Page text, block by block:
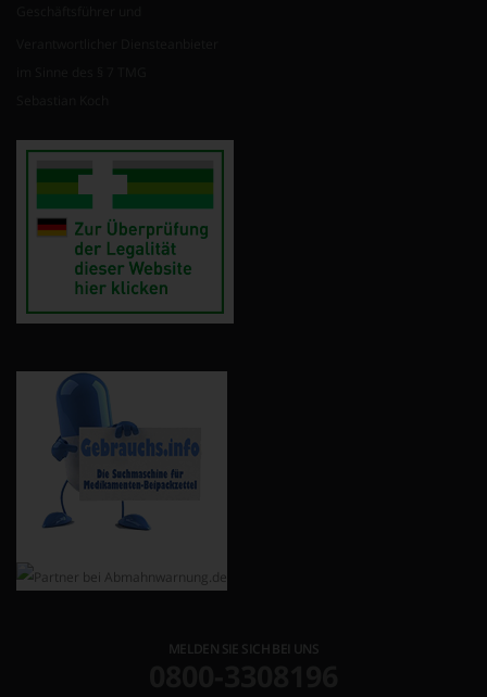
MELDEN SIE SICH BEI UNS